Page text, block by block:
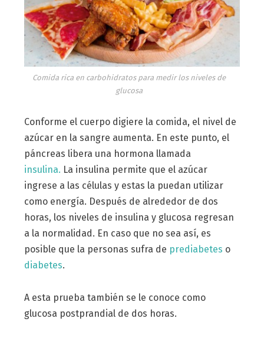
Comida rica en carbohidratos para medir los niveles de
glucosa
Conforme el cuerpo digiere la comida, el nivel de
azúcar en la sangre aumenta. En este punto, el
páncreas libera una hormona llamada
insulina. La insulina permite que el azúcar
ingrese a las células y estas la puedan utilizar
como energía. Después de alrededor de dos
horas, los niveles de insulina y glucosa regresan
a la normalidad. En caso que no sea así, es
posible que la personas sufra de prediabetes o
diabetes.
A esta prueba también se le conoce como
glucosa postprandial de dos horas.